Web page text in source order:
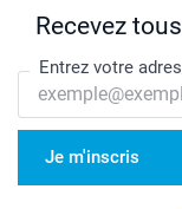
Recevez
Entrez votre
Je m'inscris